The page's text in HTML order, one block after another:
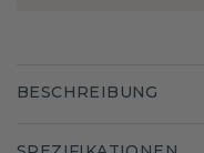
BESCHREIBUNG